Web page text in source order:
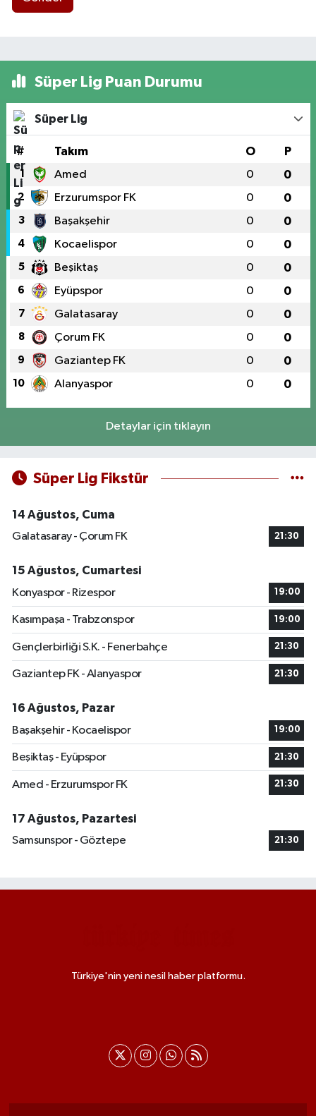
Süper Lig Puan Durumu
Süper Lig
# Takım O P
1 Amed 0 0
2 Erzurumspor FK 0 0
3 Başakşehir 0 0
4 Kocaelispor 0 0
5 Beşiktaş 0 0
6 Eyüpspor 0 0
7 Galatasaray 0 0
8 Çorum FK 0 0
9 Gaziantep FK 0 0
10 Alanyaspor 0 0
Detaylar için tıklayın
Süper Lig Fikstür
14 Ağustos, Cuma
Galatasaray - Çorum FK
21:30
15 Ağustos, Cumartesi
Konyaspor - Rizespor
19:00
Kasımpaşa - Trabzonspor 19:00
Gençlerbirliği S.K. - Fenerbahçe 21:30
Gaziantep FK - Alanyaspor 21:30
16 Ağustos, Pazar
Başakşehir - Kocaelispor
19:00
Beşiktaş - Eyüpspor 21:30
Amed - Erzurumspor FK 21:30
17 Ağustos, Pazartesi
Samsunspor - Göztepe
21:30
Türkiye'nin yeni nesil haber platformu.